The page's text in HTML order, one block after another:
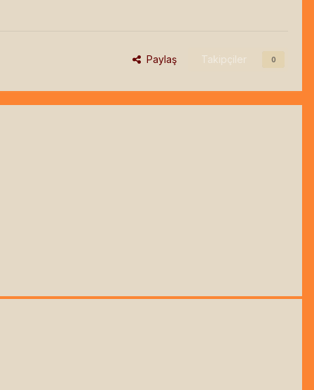
Paylaş Takipçiler 0